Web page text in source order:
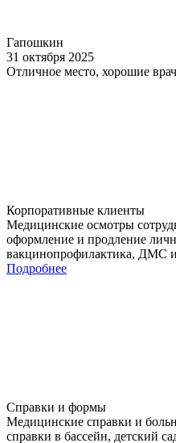
Гапошкин
31 октября 2025
Отличное место, хорошие
Корпоративные клиенты
Медицинские осмотры
оформление и продление
вакцинопрофилактика, ДМС и
Подробнее
Справки и формы
Медицинские справки и
справки в бассейн, детский